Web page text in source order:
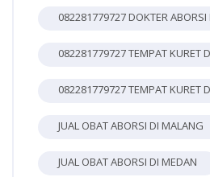
082281779727 DOKTER ABORSI
082281779727 TEMPAT KURET
082281779727 TEMPAT KURET
JUAL OBAT ABORSI DI MALANG
JUAL OBAT ABORSI DI MEDAN